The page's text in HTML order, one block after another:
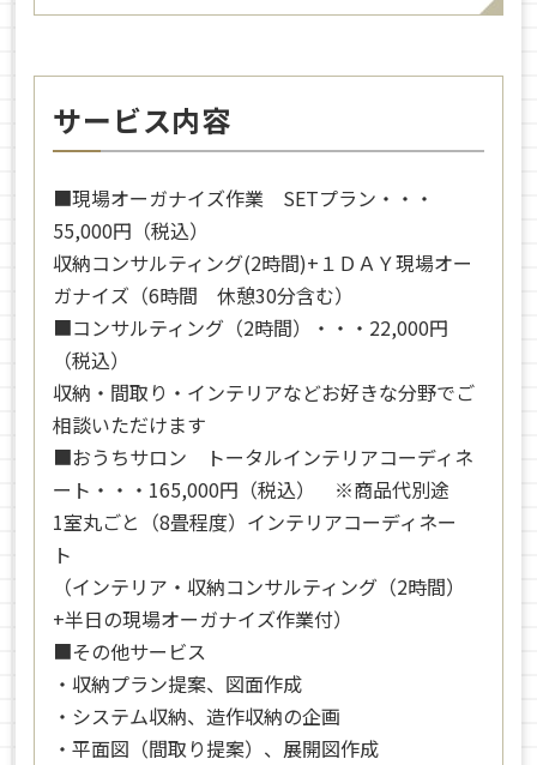
サービス内容
■現場オーガナイズ作業 SETプラン・・・
55,000円（税込）
収納コンサルティング(2時間)+１ＤＡＹ現場オー
ガナイズ（6時間 休憩30分含む）
■コンサルティング（2時間）・・・22,000円
（税込）
収納・間取り・インテリアなどお好きな分野でご
相談いただけます
■おうちサロン トータルインテリアコーディネ
ート・・・165,000円（税込） ※商品代別途
1室丸ごと（8畳程度）インテリアコーディネー
ト
（インテリア・収納コンサルティング（2時間）
+半日の現場オーガナイズ作業付）
■その他サービス
・収納プラン提案、図面作成
・システム収納、造作収納の企画
・平面図（間取り提案）、展開図作成